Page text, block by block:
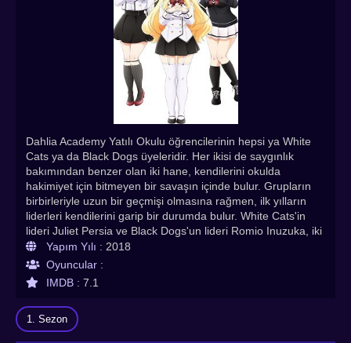
Dahlia Academy Yatılı Okulu öğrencilerinin hepsi ya White
Cats ya da Black Dogs üyeleridir. Her ikisi de saygınlık
bakımından benzer olan iki hane, kendilerini okulda
hakimiyet için bitmeyen bir savaşın içinde bulur. Grupların
birbirleriyle uzun bir geçmişi olmasına rağmen, ilk yılların
liderleri kendilerini garip bir durumda bulur. White Cats'in
lideri Juliet Persia ve Black Dogs'un lideri Romio Inuzuka, iki
taraf birbirleriyle hiçbir şey yapmayı reddetmelerine rağmen
birbirlerine aşık oldular. Romio ve Persa, konumları
nedeniyle birbirlerine olan aşklarını ifade edemezler ve
romantik randevularını gizli tutmak zorunda kalırlar. Romio
ve Persia, gruplarını sağlam tutarken aşklarını bir sır olarak
saklamaya devam ediyor. Kishuku Gakkou no Juliet ve en
sevilen asya dizileri, kore dizileri, çin dizileri ve animeler
Yapım Yılı : 2018
Oyuncular :
IMDB : 7.1
1. Sezon